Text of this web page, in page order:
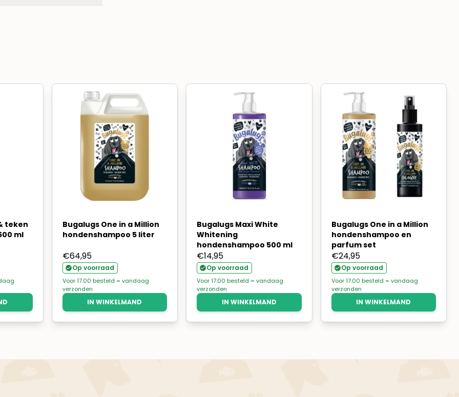
teken
ml
Bugalugs One in a Million
hondenshampoo 5 liter
€64,95
Op voorraad
Voor 17.00 besteld = vandaag
verzonden
IN WINKELMAND
Bugalugs Maxi White
Whitening
hondenshampoo 500 ml
€14,95
Op voorraad
Voor 17.00 besteld = vandaag
verzonden
IN WINKELMAND
Bugalugs One in a Million
hondenshampoo en
parfum set
€24,95
Op voorraad
Voor 17.00 besteld = vandaag
verzonden
IN WINKELMAND